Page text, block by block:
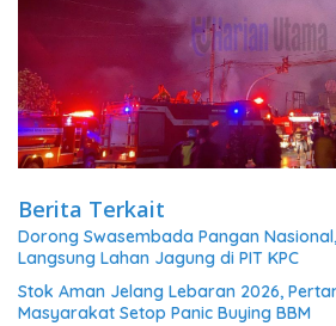
Berita Terkait
Dorong Swasembada Pangan
Langsung Lahan Jagung di PIT KPC
Stok Aman Jelang Lebaran 2026,
Masyarakat Setop Panic Buying BBM